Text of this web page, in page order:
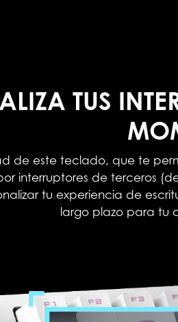
TUS
de este teclado, que te
interruptores de terceros
tu experiencia de
largo plazo para tu